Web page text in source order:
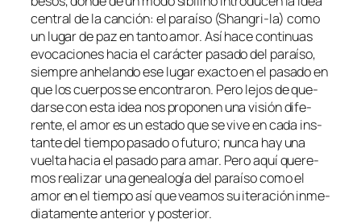
cen­tral de la can­ción: el pa­raí­so (Shangri-la) co­mo
un lu­gar de paz en tan­to amor. Así ha­ce con­ti­nuas
evo­ca­cio­nes ha­cia el ca­rác­ter pa­sa­do del pa­raí­so,
siem­pre anhe­lan­do ese lu­gar exac­to en el pa­sa­do en
que los cuer­pos se en­con­tra­ron. Pero le­jos de que­
dar­se con es­ta idea nos pro­po­nen una vi­sión di­fe­
ren­te, el amor es un es­ta­do que se vi­ve en ca­da ins­
tan­te del tiem­po pa­sa­do o fu­tu­ro; nun­ca hay una
vuel­ta ha­cia el pa­sa­do pa­ra amar. Pero aquí que­re­
mos rea­li­zar una ge­nea­lo­gía del pa­raí­so co­mo el
amor en el tiem­po así que vea­mos su ite­ra­ción in­me­
dia­ta­men­te an­te­rior y posterior.